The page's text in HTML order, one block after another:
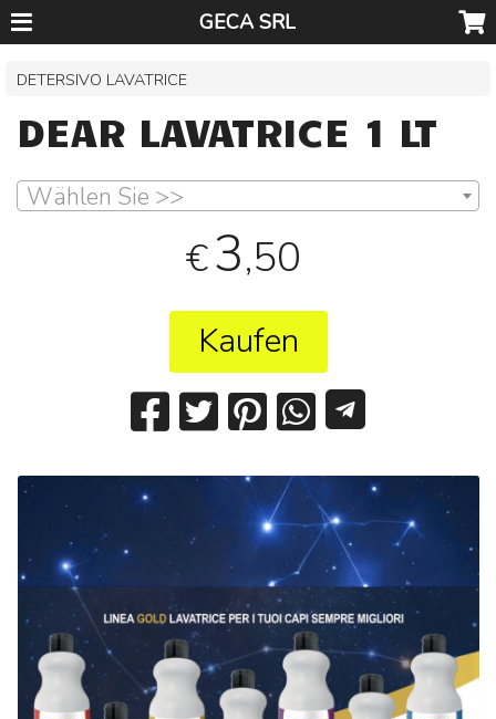
GECA SRL
DETERSIVO LAVATRICE
DEAR LAVATRICE 1 LT
Wählen Sie >>
€3,50
Kaufen